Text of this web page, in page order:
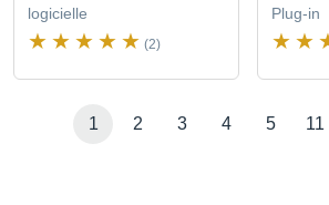
logicielle
(2)
Plug-in
1 2 3 4 5 11